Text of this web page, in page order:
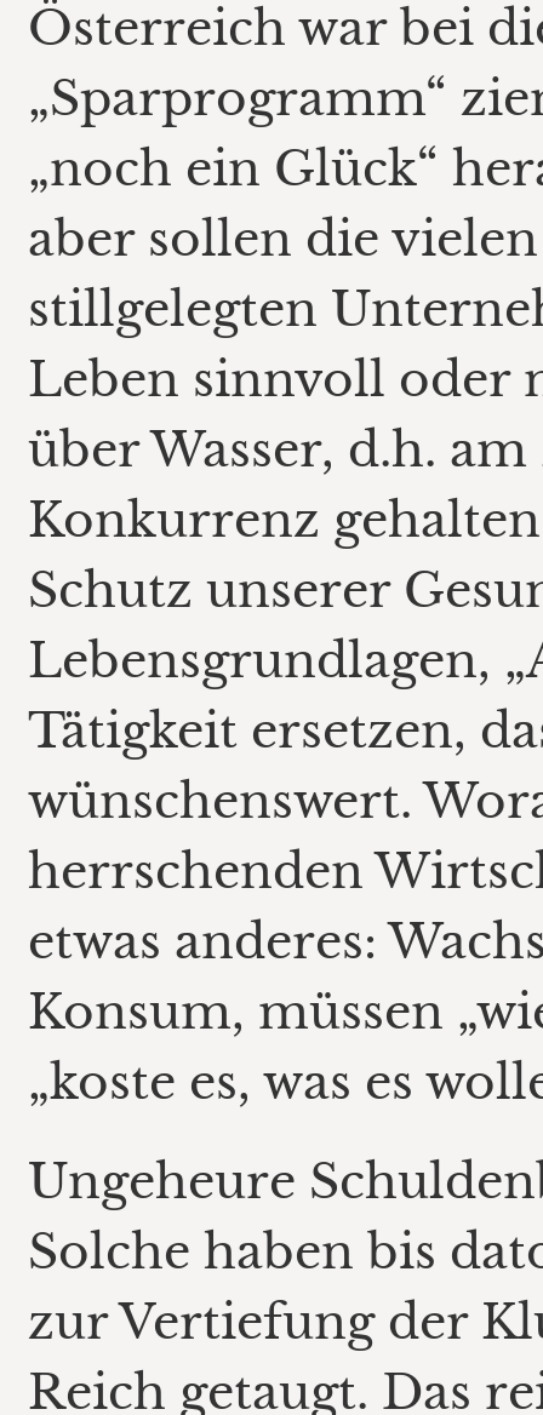
Österreich war bei
„Sparprogramm“
„noch ein Glück“
aber sollen die
stillgelegten
Leben sinnvoll oder
über Wasser, d.h.
Konkurrenz
Schutz unserer
Lebensgrundlagen,
Tätigkeit ersetzen,
wünschenswert.
herrschenden
etwas anderes:
Konsum, müssen
„koste es, was es
Ungeheure
Solche haben bis
zur Vertiefung der
Reich getaugt. Das